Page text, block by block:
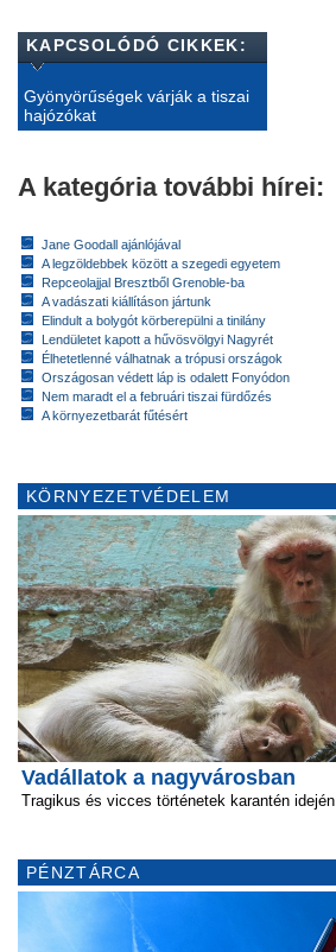
KAPCSOLÓDÓ CIKKEK:
Gyönyörűségek várják a tiszai
hajózókat
A kategória további hírei:
Jane Goodall ajánlójával
A legzöldebbek között a szegedi egyetem
Repceolajjal Bresztből Grenoble-ba
A vadászati kiállításon jártunk
Elindult a bolygót körberepülni a tinilány
Lendületet kapott a hűvösvölgyi Nagyrét
Élhetetlenné válhatnak a trópusi országok
Országosan védett láp is odalett Fonyódon
Nem maradt el a februári tiszai fürdőzés
A környezetbarát fűtésért
KÖRNYEZETVÉDELEM
Vadállatok a nagyvárosban
Tragikus és vicces történetek karantén idején
PÉNZTÁRCA